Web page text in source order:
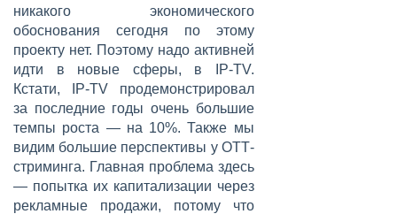
никакого экономического
обоснования сегодня по этому
проекту нет. Поэтому надо активней
идти в новые сферы, в IP-TV.
Кстати, IP-TV продемонстрировал
за последние годы очень большие
темпы роста — на 10%. Также мы
видим большие перспективы у ОТТ-
стриминга. Главная проблема здесь
— попытка их капитализации через
рекламные продажи, потому что